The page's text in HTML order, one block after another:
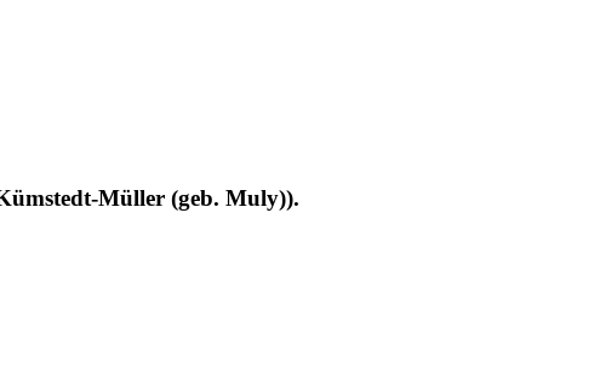
Müller (geb. Muly)).